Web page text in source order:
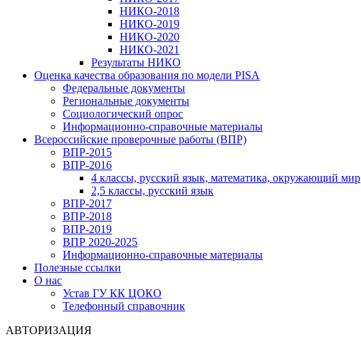
НИКО-2018
НИКО-2019
НИКО-2020
НИКО-2021
Результаты НИКО
Оценка качества образования по модели PISA
Федеральные документы
Региональные документы
Социологический опрос
Информационно-справочные материалы
Всероссийские проверочные работы (ВПР)
ВПР-2015
ВПР-2016
4 классы, русский язык, математика, окружающий мир
2,5 классы, русский язык
ВПР-2017
ВПР-2018
ВПР-2019
ВПР 2020-2025
Информационно-справочные материалы
Полезные ссылки
О нас
Устав ГУ КК ЦОКО
Телефонный справочник
АВТОРИЗАЦИЯ